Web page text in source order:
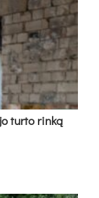
turto rinką